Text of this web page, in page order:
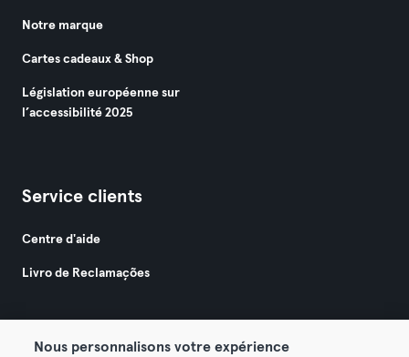
Notre marque
Cartes cadeaux & Shop
Législation européenne sur
l’accessibilité 2025
Service clients
Centre d'aide
Livro de Reclamações
Nous personnalisons votre expérience